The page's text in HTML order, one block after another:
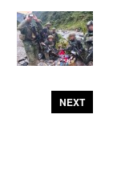
NEXT